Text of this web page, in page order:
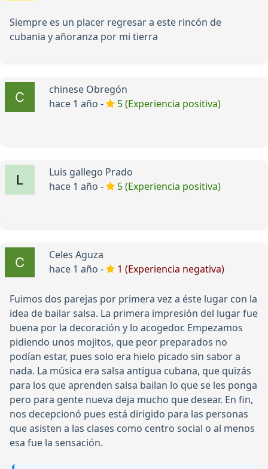
Siempre es un placer regresar a este rincón de
cubania y añoranza por mi tierra
chinese Obregón
hace 1 año -
5 (Experiencia positiva)
Luis gallego Prado
hace 1 año -
5 (Experiencia positiva)
Celes Aguza
hace 1 año -
1 (Experiencia negativa)
Fuimos dos parejas por primera vez a éste lugar con la
idea de bailar salsa. La primera impresión del lugar fue
buena por la decoración y lo acogedor. Empezamos
pidiendo unos mojitos, que peor preparados no
podían estar, pues solo era hielo picado sin sabor a
nada. La música era salsa antigua cubana, que quizás
para los que aprenden salsa bailan lo que se les ponga
pero para gente nueva deja mucho que desear. En fin,
nos decepcionó pues está dirigido para las personas
que asisten a las clases como centro social o al menos
esa fue la sensación.